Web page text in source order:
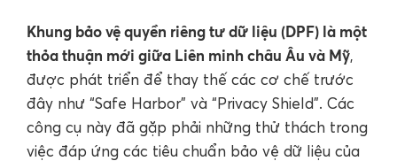
Khung bảo vệ quyền riêng tư dữ liệu (DPF) là một
thỏa thuận mới giữa Liên minh châu Âu và Mỹ,
được phát triển để thay thế các cơ chế trước
đây như “Safe Harbor” và “Privacy Shield”. Các
công cụ này đã gặp phải những thử thách trong
việc đáp ứng các tiêu chuẩn bảo vệ dữ liệu của